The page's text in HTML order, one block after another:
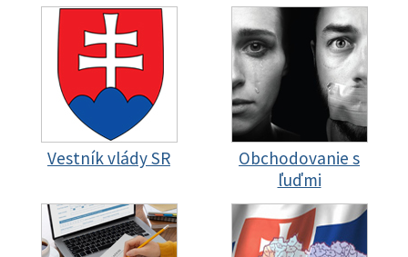
Vestník vlády SR
Obchodovanie s
ľuďmi